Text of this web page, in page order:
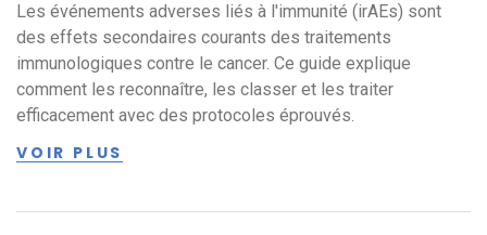
Les événements adverses liés à l'immunité (irAEs) sont
des effets secondaires courants des traitements
immunologiques contre le cancer. Ce guide explique
comment les reconnaître, les classer et les traiter
efficacement avec des protocoles éprouvés.
VOIR PLUS